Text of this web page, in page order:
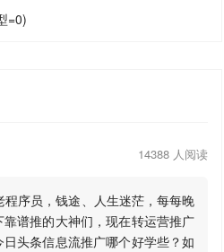
=0)
14388 人阅读
序员，钱途、人生迷茫，每每晚
谱推的大神们，现在转运营推广
头条信息流推广哪个好学些？如